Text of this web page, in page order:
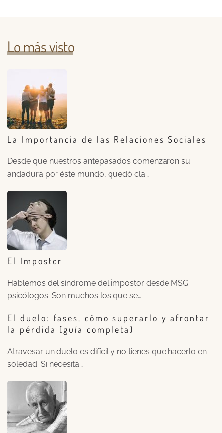
Lo más visto
La Importancia de las Relaciones Sociales
Desde que nuestros antepasados comenzaron su
andadura por éste mundo, quedó cla…
El Impostor
Hablemos del síndrome del impostor desde MSG
psicólogos. Son muchos los que se…
El duelo: fases, cómo superarlo y afrontar
la pérdida (guía completa)
Atravesar un duelo es difícil y no tienes que hacerlo en
soledad. Si necesita…